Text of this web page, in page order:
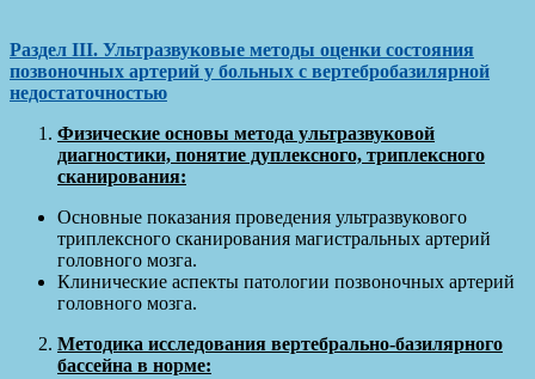
Раздел III. Ультразвуковые методы оценки состояния
позвоночных артерий у больных с вертебробазилярной
недостаточностью
Физические основы метода ультразвуковой
диагностики, понятие дуплексного, триплексного
сканирования:
Основные показания проведения ультразвукового
триплексного сканирования магистральных артерий
головного мозга.
Клинические аспекты патологии позвоночных артерий
головного мозга.
Методика исследования вертебрально-базилярного
бассейна в норме: